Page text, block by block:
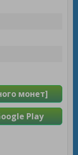
монет]
Play